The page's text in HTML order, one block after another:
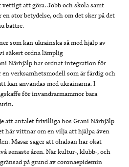
vettigt att göra. Jobb och skola samt
stor betydelse, och om det sker på det
bättre.
som kan ukrainska så med hjälp av
säkert ordna lämplig
Närhjälp har ordnat integration för
verksamhetsmodell som är färdig och
kan användas med ukrainarna. I
för invandrarmammor bara
att antalet frivilliga hos Grani Närhjälp
här vittnar om en vilja att hjälpa även
Masar säger att ohälsan har ökat
senaste åren. När kultur-, klubb-, och
på grund av coronaepidemin